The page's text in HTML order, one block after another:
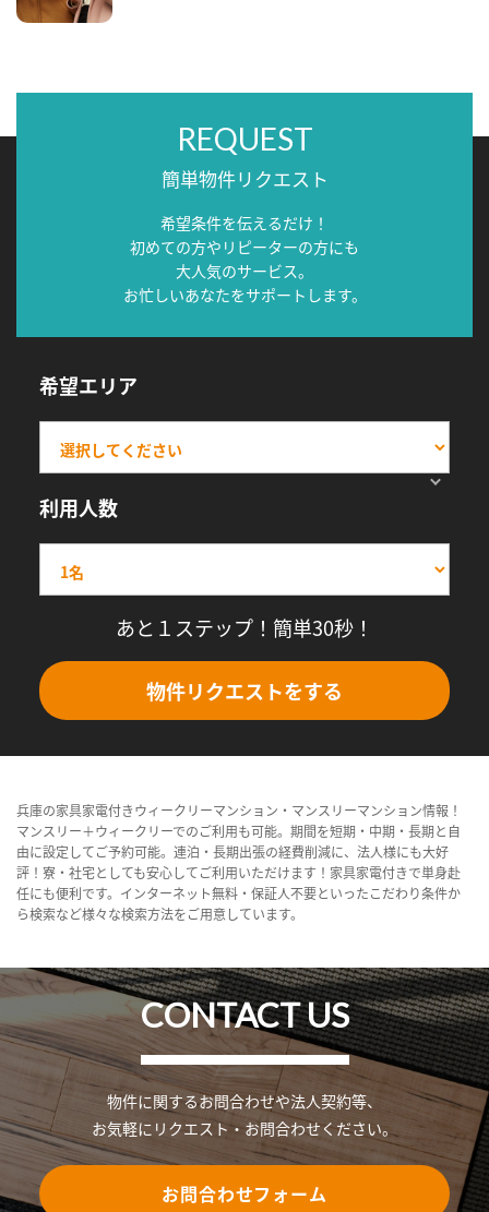
REQUEST
簡単物件リクエスト
希望条件を伝えるだけ！
初めての方やリピーターの方にも
大人気のサービス。
お忙しいあなたをサポートします。
希望エリア
利用人数
あと１ステップ！簡単30秒！
物件リクエストをする
兵庫の家具家電付きウィークリーマンション・マンスリーマンション情報！
マンスリー＋ウィークリーでのご利用も可能。期間を短期・中期・長期と自
由に設定してご予約可能。連泊・長期出張の経費削減に、法人様にも大好
評！寮・社宅としても安心してご利用いただけます！家具家電付きで単身赴
任にも便利です。インターネット無料・保証人不要といったこだわり条件か
ら検索など様々な検索方法をご用意しています。
CONTACT US
物件に関するお問合わせや法人契約等、
お気軽にリクエスト・お問合わせください。
お問合わせフォーム